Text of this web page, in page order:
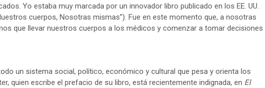
Yo estaba muy marcada por un innovador libro publicado en los EE. UU.
cuerpos, Nosotras mismas”). Fue en este momento que, a nosotras
que llevar nuestros cuerpos a los médicos y comenzar a tomar decisiones
un sistema social, político, económico y cultural que pesa y orienta los
quien escribe el prefacio de su libro, está recientemente indignada, en El